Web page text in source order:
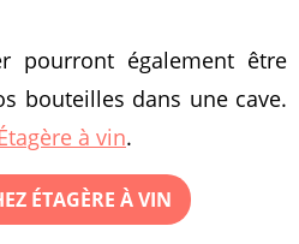
pourront également être
bouteilles dans une cave.
à vin.
ÉTAGÈRE À VIN